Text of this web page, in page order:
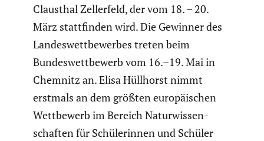
Clausthal Zeller­feld, der vom 18. – 20.
März statt­finden wird. Die Gewinner des
Landes­wett­be­werbes treten beim
Bundes­wett­be­werb vom 16.–19. Mai in
Chemnitz an. Elisa Hüllhorst nimmt
erstmals an dem größten europäi­schen
Wettbe­werb im Bereich Natur­wis­sen­
schaften für Schüle­rinnen und Schüler